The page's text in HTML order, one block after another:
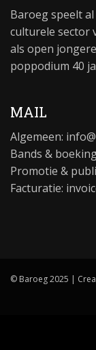
Baroeg speelt
culturele sector
als open
poppodium 40
MAIL
Algemeen:
Bands &
Promotie &
Facturatie:
© Baroeg 2025 |